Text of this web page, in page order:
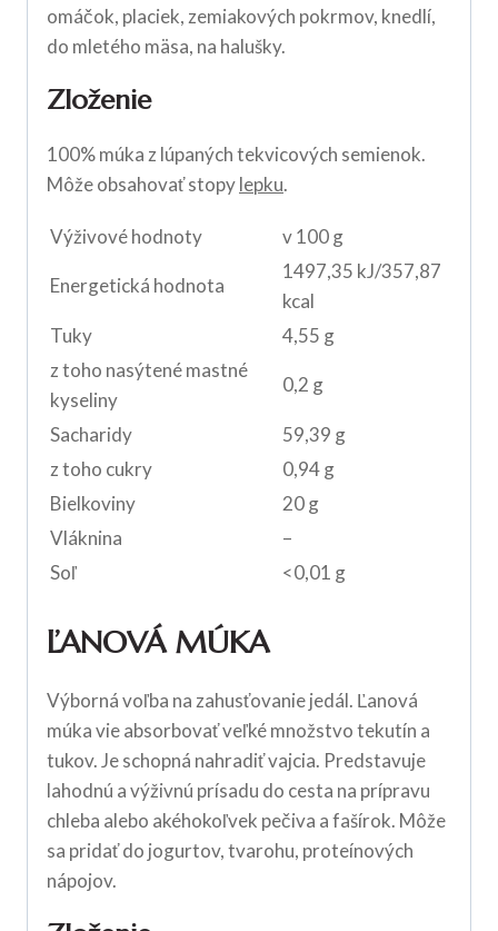
omáčok, placiek, zemiakových pokrmov, knedlí,
do mletého mäsa, na halušky.
Zloženie
100% múka z lúpaných tekvicových semienok.
Môže obsahovať stopylepku.
Výživové hodnoty v 100 g
Energetická hodnota
1497,35 kJ/357,87
kcal
Tuky
4,55 g
z toho nasýtené mastné
kyseliny
0,2 g
Sacharidy
59,39 g
z toho cukry
0,94 g
Bielkoviny
20 g
Vláknina
–
Soľ
<0,01 g
ĽANOVÁ MÚKA
Výborná voľba na zahusťovanie jedál. Ľanová
múka vie absorbovať veľké množstvo tekutín a
tukov. Je schopná nahradiť vajcia. Predstavuje
lahodnú a výživnú prísadu do cesta na prípravu
chleba alebo akéhokoľvek pečiva a fašírok. Môže
sa pridať do jogurtov, tvarohu, proteínových
nápojov.